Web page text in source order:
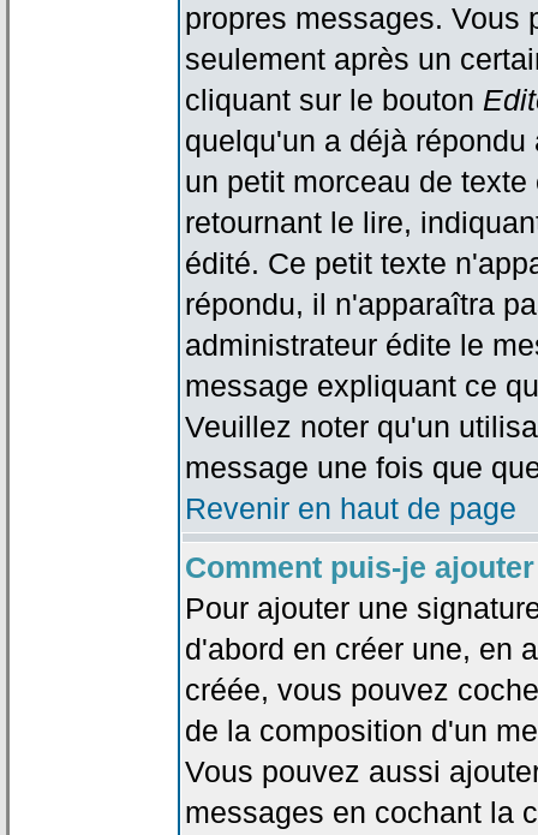
propres messages. Vous
seulement après un
cliquant sur le bouton
quelqu'un a déjà
un petit morceau de
retournant le lire,
édité. Ce petit texte
répondu, il n'apparaîtra
administrateur édite le
message expliquant ce
Veuillez noter qu'un
message une fois que
Revenir en haut de page
Comment puis-je
Pour ajouter une
d'abord en créer une, en
créée, vous pouvez
de la composition d'un
Vous pouvez aussi
messages en cochant la